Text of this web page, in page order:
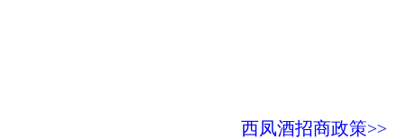
西凤酒招商政策>>